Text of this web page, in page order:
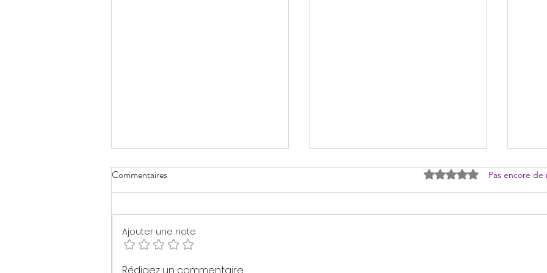
[Photos] Concert au Japon
Commentaires Noté 0 étoile sur 5.Pas encore de
Ajouter une note